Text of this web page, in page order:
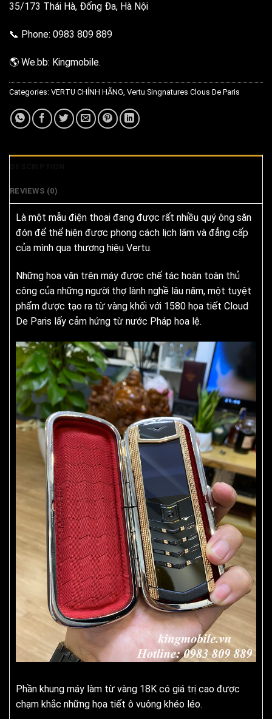
35/173 Thái Hà, Đống Đa, Hà Nội
📞 Phone: 0983 809 889
🌎 We.bb: Kingmobile.
Categories: VERTU CHÍNH HÃNG Vertu Singnatures Clous De Paris
REVIEWS (0)
Là một mẫu điện thoại đang được rất nhiều quý ông săn
đón để thể hiện được phong cách lịch lãm và đẳng cấp
của mình qua thương hiệu Vertu.
Những hoa văn trên máy được chế tác hoàn toàn thủ
công của những người thợ lành nghề lâu năm, một tuyệt
phẩm được tạo ra từ vàng khối với 1580 họa tiết Cloud
De Paris lấy cảm hứng từ nước Pháp hoa lệ.
Phần khung máy làm từ vàng 18K có giá trị cao được
chạm khắc những họa tiết ô vuông khéo léo.